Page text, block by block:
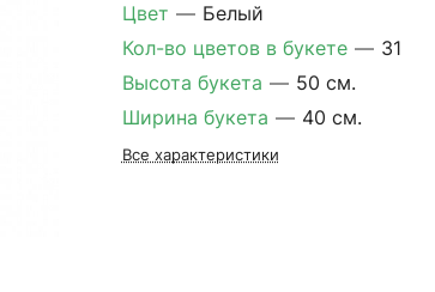
Цвет — Белый
Кол-во цветов в букете — 31
Высота букета — 50 см.
Ширина букета — 40 см.
Все характеристики